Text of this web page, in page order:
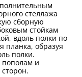
стеллажа
сборную
стойкам
вдоль полки по
планка, образуя
полки.
пополам и
сторон.